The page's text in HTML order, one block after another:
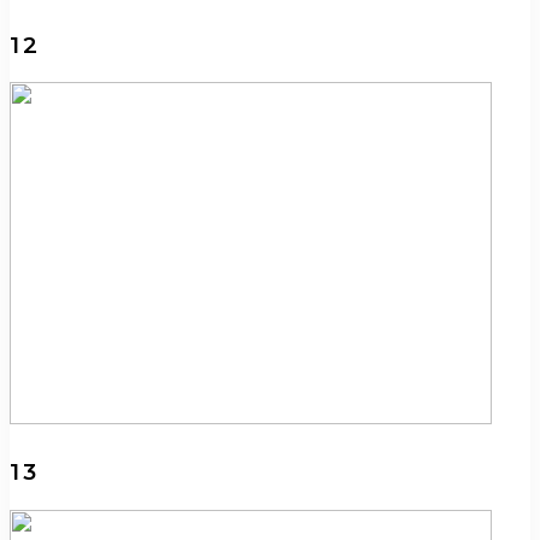
12
13